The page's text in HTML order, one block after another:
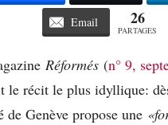
Email 26
PARTAGES
Réformés (n° 9,
le récit le plus idyllique:
de Genève propose une